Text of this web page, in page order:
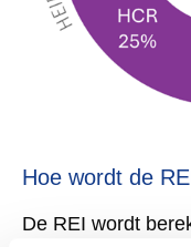
Hoe wordt de
De REI wordt